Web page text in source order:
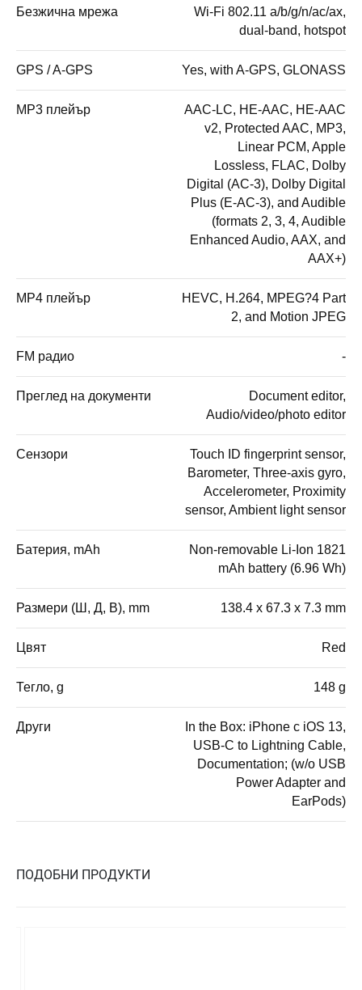
Безжична мрежа
Wi-Fi 802.11 a/b/g/n/ac/ax,
dual-band, hotspot
GPS / A-GPS Yes, with A-GPS, GLONASS
MP3 плейър
AAC-LC, HE-AAC, HE-AAC
v2, Protected AAC, MP3,
Linear PCM, Apple
Lossless, FLAC, Dolby
Digital (AC-3), Dolby Digital
Plus (E-AC-3), and Audible
(formats 2, 3, 4, Audible
Enhanced Audio, AAX, and
AAX+)
MP4 плейър
HEVC, H.264, MPEG?4 Part
2, and Motion JPEG
FM радио -
Преглед на документи
Document editor,
Audio/video/photo editor
Сензори
Touch ID fingerprint sensor,
Barometer, Three-axis gyro,
Accelerometer, Proximity
sensor, Ambient light sensor
Батерия, mAh
Non-removable Li-Ion 1821
mAh battery (6.96 Wh)
Размери (Ш, Д, В), mm 138.4 x 67.3 x 7.3 mm
Цвят Red
Тегло, g 148 g
Други
In the Box: iPhone с iOS 13,
USB-C to Lightning Cable,
Documentation; (w/o USB
Power Adapter and
EarPods)
ПОДОБНИ ПРОДУКТИ